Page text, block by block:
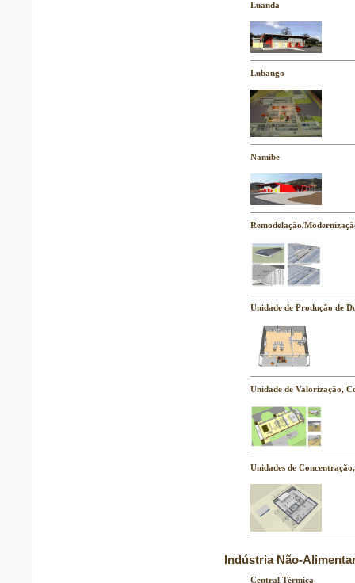
Luanda
Lubango
Namibe
Remodelação/
Unidade de Produção de
Unidade de Valorização,
Unidades de
Indústria Não-
Central Térmica